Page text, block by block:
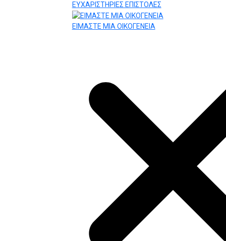
ΕΥΧΑΡΙΣΤΗΡΙΕΣ ΕΠΙΣΤΟΛΕΣ
ΕΙΜΑΣΤΕ ΜΙΑ ΟΙΚΟΓΕΝΕΙΑ